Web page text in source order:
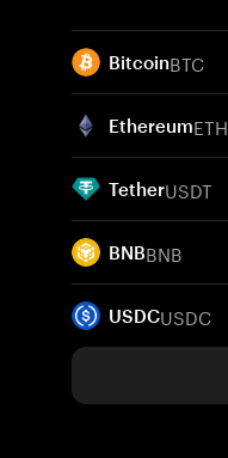
BitcoinBTC
EthereumETH
TetherUSDT
BNBBNB
USDCUSDC